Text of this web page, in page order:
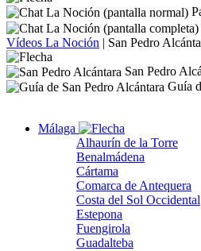
Vídeos La Noción | San Pedro
San Pedro
Guía
Málaga
Alhaurín de la Torre
Benalmádena
Cártama
Comarca de Antequera
Costa del Sol Occidental
Estepona
Fuengirola
Guadalteba